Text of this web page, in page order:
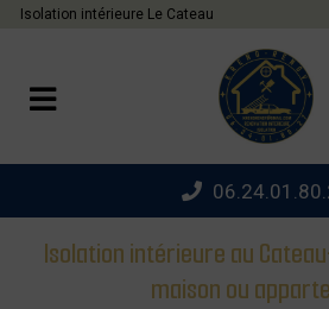
Isolation intérieure Le Cateau
Isolation intérieure au
maison ou
Panneau de gestion des cookies